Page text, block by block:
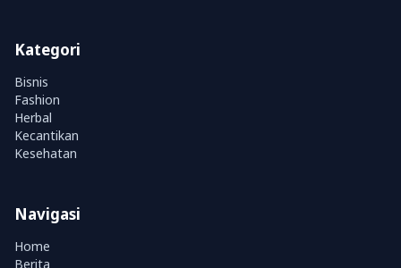
Kategori
Bisnis
Fashion
Herbal
Kecantikan
Kesehatan
Navigasi
Home
Berita